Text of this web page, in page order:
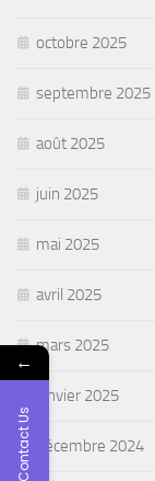
octobre 2025
septembre 2025
août 2025
juin 2025
mai 2025
avril 2025
mars 2025
janvier 2025
décembre 2024
←
Contact Us